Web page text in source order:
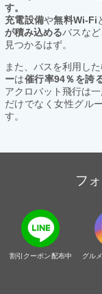
す。
充電設備や無料Wi-Fi
が積み込めるバスな
見つかるはず。
また、バスを利用し
ーは催行率94％を誇
アクロバット飛行は
だけでなく女性グル
す。
フ
割引クーポン配布中
グル